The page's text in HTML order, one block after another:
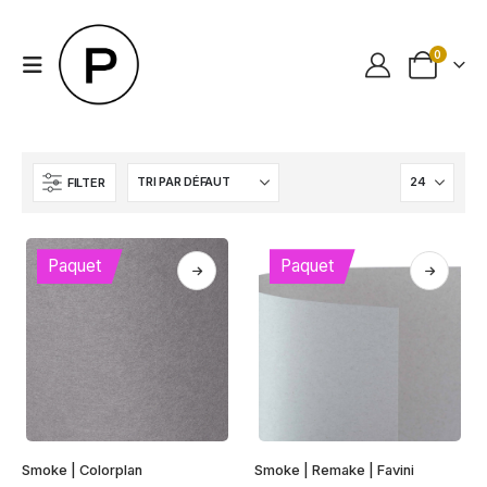
0
FILTER
Paquet
produit
Smoke | Colorplan
Paquet
produit
Smoke | Remake | Favini